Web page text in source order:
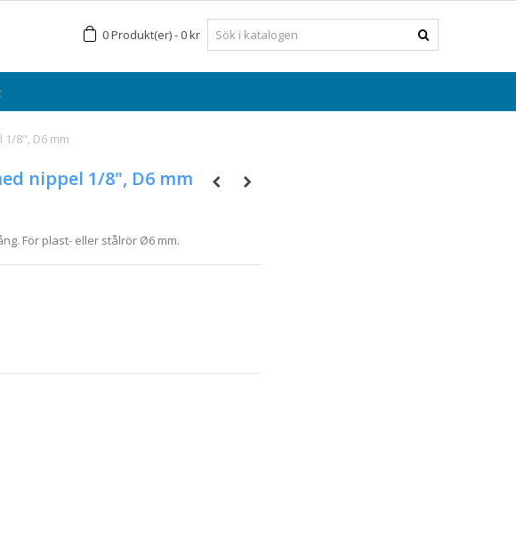
0Produkt(er)-0 kr
8", D6 mm
nippel 1/8", D6 mm
För plast- eller stålrör Ø6 mm.